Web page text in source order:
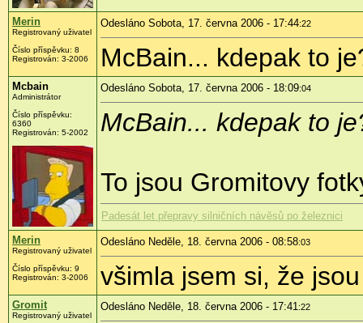
Merin
Registrovaný uživatel
Číslo příspěvku: 8
Registrován: 3-2006
Odesláno Sobota, 17. června 2006 - 17:44:22
McBain... kdepak to
Mcbain
Administrátor
Číslo příspěvku:
6360
Registrován: 5-2002
Odesláno Sobota, 17. června 2006 - 18:09:04
McBain... kdepak to
To jsou Gromitovy
Padesát let přepravy silničních návěsů po železnici
Merin
Registrovaný uživatel
Číslo příspěvku: 9
Registrován: 3-2006
Odesláno Neděle, 18. června 2006 - 08:58:03
všimla jsem si, že
Gromit
Registrovaný uživatel
Odesláno Neděle, 18. června 2006 - 17:41:22